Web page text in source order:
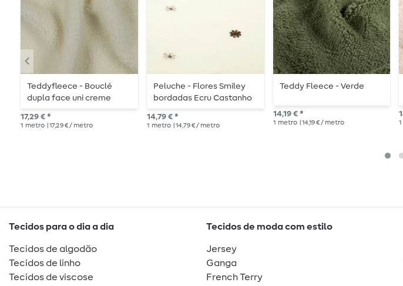
Teddyfleece - Bouclé
dupla face uni creme
17,29 € *
1 metro | 17,29 € / metro
Peluche - Flores Smiley
bordadas Ecru Castanho
14,79 € *
1 metro | 14,79 € / metro
Teddy Fleece - Verde
14,19 € *
1 metro | 14,19 € / metro 1
Tecidos para o dia a dia
Tecidos de algodão
Tecidos de linho
Tecidos de viscose
Tecidos de moda com estilo
Jersey
Ganga
French Terry